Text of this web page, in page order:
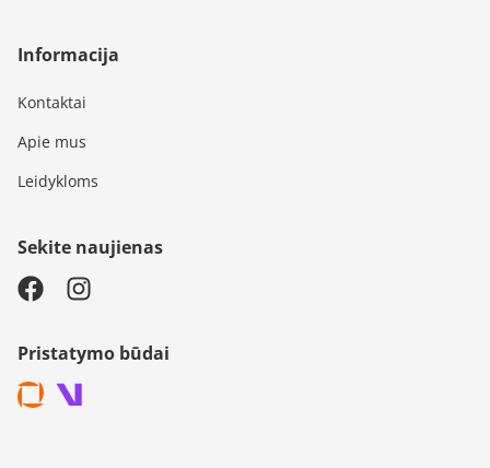
Informacija
Kontaktai
Apie mus
Leidykloms
Sekite naujienas
Pristatymo būdai